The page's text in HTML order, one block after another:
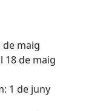
de maig
18 de maig
1 de juny